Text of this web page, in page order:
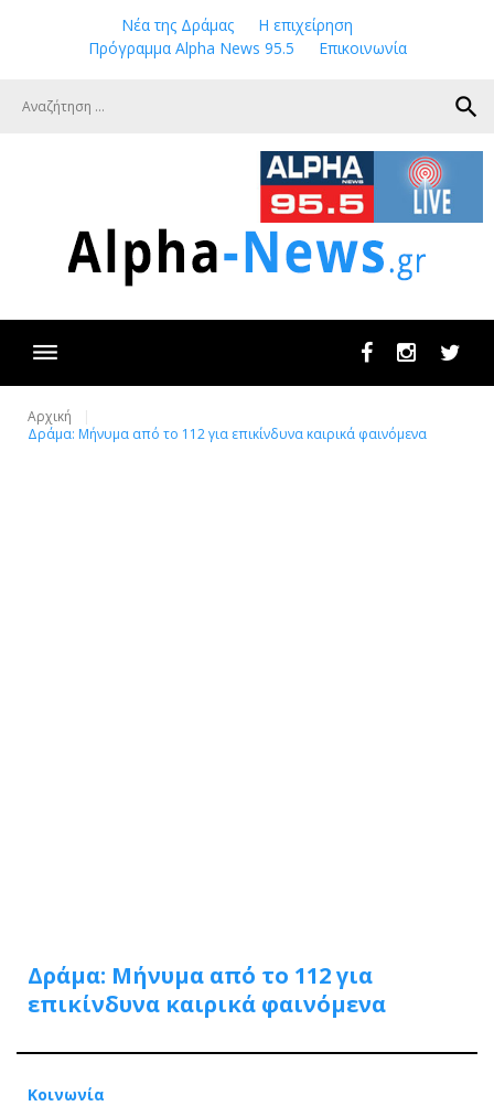
Νέα της Δράμας
Η επιχείρηση
Πρόγραμμα Alpha News 95.5
Επικοινωνία
search
FacebookInstagram
Αρχική
Δράμα: Μήνυμα από το 112 για επικίνδυνα καιρικά φαινόμενα
Δράμα: Μήνυμα από το 112 για
επικίνδυνα καιρικά φαινόμενα
Κοινωνία